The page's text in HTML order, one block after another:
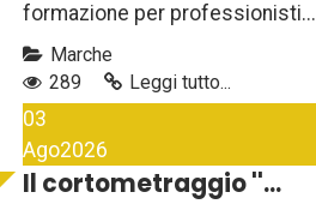
formazione per professionisti...
Marche
289
Leggi tutto...
03
Ago2026
Il cortometraggio ''...